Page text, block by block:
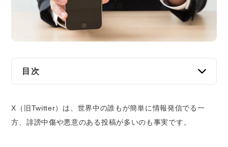
債権回収
企業法務
目次
る
開示請求で投稿者を特定できるケース
X（旧Twitter）は、世界中の誰もが簡単に情報発信でる一
方、 誹謗中傷や悪意のある投稿が多いのも事実です。